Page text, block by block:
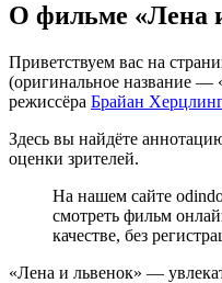
О фильме «Лена
Приветствуем вас на
(оригинальное название —
режиссёра Брайан
Здесь вы найдёте
оценки зрителей.
На нашем сайте
смотреть фильм
качестве, без
«Лена и львенок» —